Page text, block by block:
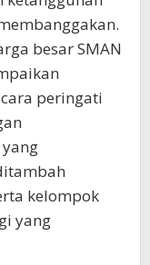
besar SMAN
peringati
kelompok
yang